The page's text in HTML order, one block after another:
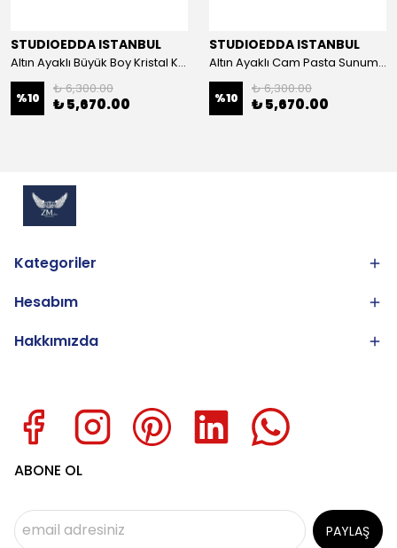
STUDIOEDDA ISTANBUL
Altın Ayaklı Büyük Boy Kristal Kase 25cm
%10
₺ 6,300.00
₺ 5,670.00
STUDIOEDDA ISTANBUL
Altın Ayaklı Cam Pasta Sunum 30cm
%10
₺ 6,300.00
₺ 5,670.00
Kategoriler
Hesabım
Hakkımızda
ABONE OL
PAYLAŞ